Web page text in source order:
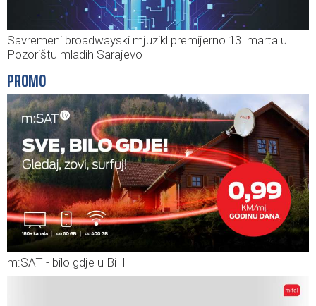
Savremeni broadwayski mjuzikl premijerno 13. marta u
Pozorištu mladih Sarajevo
PROMO
m:SAT - bilo gdje u BiH